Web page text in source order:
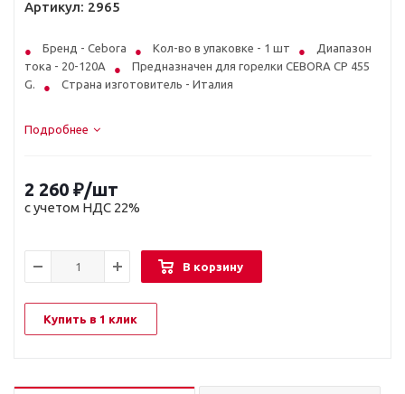
Артикул: 2965
Бренд - Cebora Кол-во в упаковке - 1 шт
Диапазон
тока - 20-120А
Предназначен для горелки CEBORA CP 455
G.
Страна изготовитель - Италия
Подробнее
2 260 ₽/шт
с учетом НДС 22%
В корзину
Купить в 1 клик